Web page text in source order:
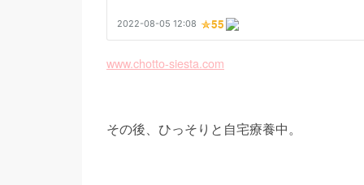
www.chotto-siesta.com
その後、ひっそりと自宅療養中。